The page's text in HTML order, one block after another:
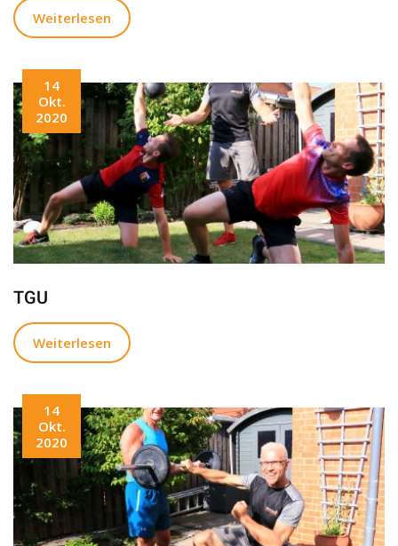
Weiterlesen
14
Okt.
2020
TGU
Weiterlesen
14
Okt.
2020